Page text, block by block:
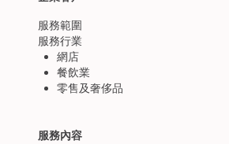
服務範圍
服務行業
網店
餐飲業
零售及奢侈品
服務內容